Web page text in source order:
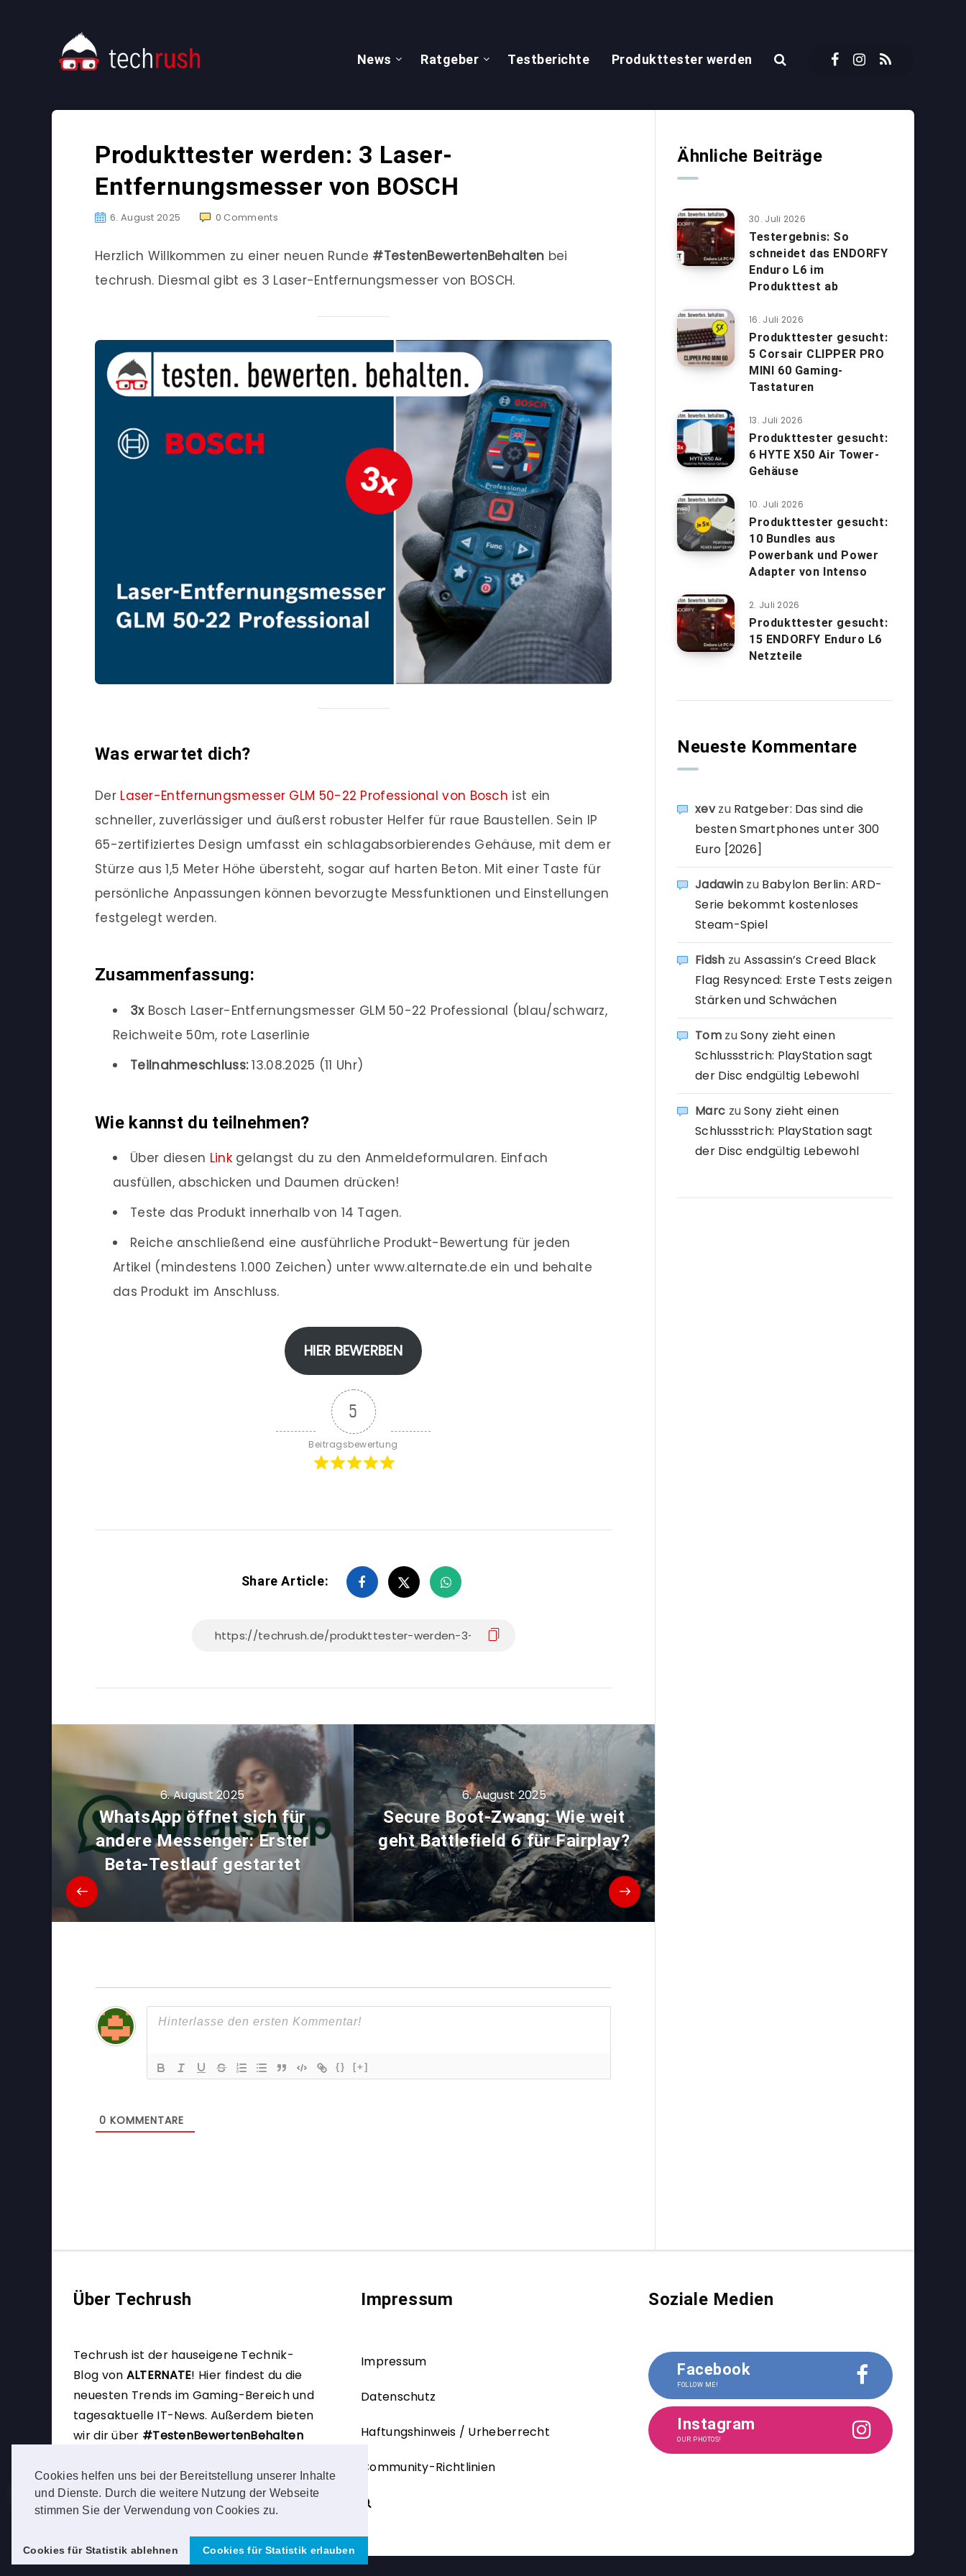
Cookies helfen uns bei der Bereitstellung unserer Inhalte
und Dienste. Durch die weitere Nutzung der Webseite
stimmen Sie der Verwendung von Cookies zu.
Cookies für Statistik ablehnen Cookies für Statistik erlauben
News Ratgeber Testberichte Produkttester werden
Produkttester werden: 3 Laser-
Entfernungsmesser von BOSCH
6. August 2025 0 Comments
Herzlich Willkommen zu einer neuen Runde #TestenBewertenBehalten bei
techrush. Diesmal gibt es 3 Laser-Entfernungsmesser von BOSCH.
Was erwartet dich?
DerLaser-Entfernungsmesser GLM 50-22 Professional von Bosch ist ein
schneller, zuverlässiger und äußerst robuster Helfer für raue Baustellen. Sein IP
65-zertifiziertes Design umfasst ein schlagabsorbierendes Gehäuse, mit dem er
Stürze aus 1,5 Meter Höhe übersteht, sogar auf harten Beton. Mit einer Taste für
persönliche Anpassungen können bevorzugte Messfunktionen und Einstellungen
festgelegt werden.
Zusammenfassung:
3x Bosch Laser-Entfernungsmesser GLM 50-22 Professional (blau/schwarz,
Reichweite 50m, rote Laserlinie
Teilnahmeschluss:13.08.2025 (11 Uhr)
Wie kannst du teilnehmen?
Über diesen Linkgelangst du zu den Anmeldeformularen. Einfach
ausfüllen, abschicken und Daumen drücken!
Teste das Produkt innerhalb von 14 Tagen.
Reiche anschließend eine ausführliche Produkt-Bewertung für jeden
Artikel (mindestens 1.000 Zeichen) unter www.alternate.de ein und behalte
das Produkt im Anschluss.
HIER BEWERBEN
5
Beitragsbewertung
Share Article:
6. August 2025
WhatsApp öffnet sich für
andere Messenger: Erster
Beta-Testlauf gestartet
6. August 2025
Secure Boot-Zwang: Wie weit
geht Battlefield 6 für Fairplay?
{} [+]
0 KOMMENTARE
Ähnliche Beiträge
30. Juli 2026
Testergebnis: So
schneidet das ENDORFY
Enduro L6 im
Produkttest ab
16. Juli 2026
Produkttester gesucht:
5 Corsair CLIPPER PRO
MINI 60 Gaming-
Tastaturen
13. Juli 2026
Produkttester gesucht:
6 HYTE X50 Air Tower-
Gehäuse
10. Juli 2026
Produkttester gesucht:
10 Bundles aus
Powerbank und Power
Adapter von Intenso
2. Juli 2026
Produkttester gesucht:
15 ENDORFY Enduro L6
Netzteile
Neueste Kommentare
xevzu Ratgeber: Das sind die
besten Smartphones unter 300
Euro [2026]
Jadawin zu Babylon Berlin: ARD-
Serie bekommt kostenloses
Steam-Spiel
Fidsh zu Assassin’s Creed Black
Flag Resynced: Erste Tests zeigen
Stärken und Schwächen
TomzuSony zieht einen
Schlussstrich: PlayStation sagt
der Disc endgültig Lebewohl
Marc zuSony zieht einen
Schlussstrich: PlayStation sagt
der Disc endgültig Lebewohl
Über Techrush
Techrush ist der hauseigene Technik-
Blog von ALTERNATE! Hier findest du die
neuesten Trends im Gaming-Bereich und
tagesaktuelle IT-News. Außerdem bieten
wir dir über #TestenBewertenBehalten
werden.
Impressum
Impressum
Datenschutz
Haftungshinweis / Urheberrecht
Community-Richtlinien
Soziale Medien
Facebook
FOLLOW ME!
Instagram
OUR PHOTOS!